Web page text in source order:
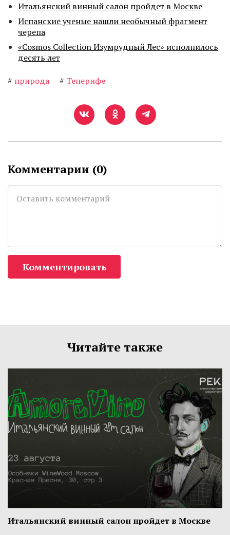
Итальянский винный салон пройдет в Москве
Испанские ученые нашли необычный фрагмент
черепа
«Cosmos Collection Изумрудный Лес» исполнилось
десять лет
# природа # Тенерифе
Комментарии (0)
Комментировать
Читайте также
Итальянский винный салон пройдет в Москве